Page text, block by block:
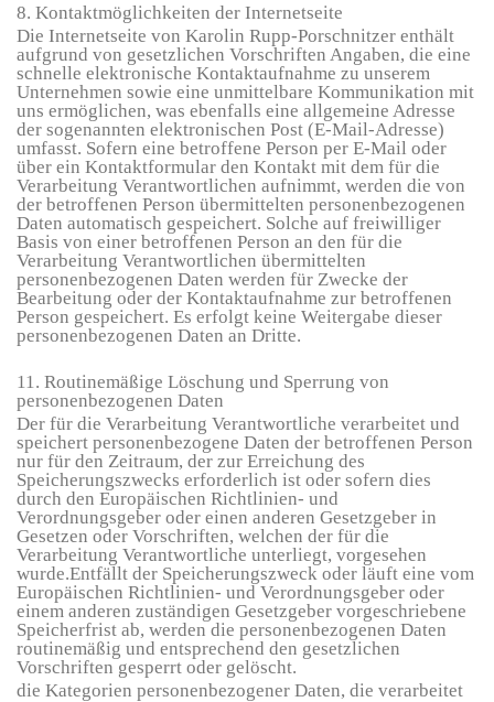
8. Kontaktmöglichkeiten der Internetseite
Die Internetseite von Karolin Rupp-Porschnitzer enthält
aufgrund von gesetzlichen Vorschriften Angaben, die eine
schnelle elektronische Kontaktaufnahme zu unserem
Unternehmen sowie eine unmittelbare Kommunikation mit
uns ermöglichen, was ebenfalls eine allgemeine Adresse
der sogenannten elektronischen Post (E-Mail-Adresse)
umfasst. Sofern eine betroffene Person per E-Mail oder
über ein Kontaktformular den Kontakt mit dem für die
Verarbeitung Verantwortlichen aufnimmt, werden die von
der betroffenen Person übermittelten personenbezogenen
Daten automatisch gespeichert. Solche auf freiwilliger
Basis von einer betroffenen Person an den für die
Verarbeitung Verantwortlichen übermittelten
personenbezogenen Daten werden für Zwecke der
Bearbeitung oder der Kontaktaufnahme zur betroffenen
Person gespeichert. Es erfolgt keine Weitergabe dieser
personenbezogenen Daten an Dritte.
11. Routinemäßige Löschung und Sperrung von
personenbezogenen Daten
Der für die Verarbeitung Verantwortliche verarbeitet und
speichert personenbezogene Daten der betroffenen Person
nur für den Zeitraum, der zur Erreichung des
Speicherungszwecks erforderlich ist oder sofern dies
durch den Europäischen Richtlinien- und
Verordnungsgeber oder einen anderen Gesetzgeber in
Gesetzen oder Vorschriften, welchen der für die
Verarbeitung Verantwortliche unterliegt, vorgesehen
wurde.Entfällt der Speicherungszweck oder läuft eine vom
Europäischen Richtlinien- und Verordnungsgeber oder
einem anderen zuständigen Gesetzgeber vorgeschriebene
Speicherfrist ab, werden die personenbezogenen Daten
routinemäßig und entsprechend den gesetzlichen
Vorschriften gesperrt oder gelöscht.
die Kategorien personenbezogener Daten, die verarbeitet